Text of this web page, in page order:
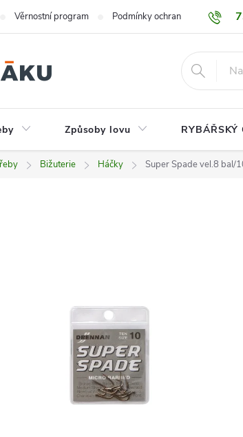
Věrnostní program Podmínky ochrany osobních
Způsoby lovu RYBÁŘSKÝ
Bižuterie Háčky Super Spade vel.8 bal/